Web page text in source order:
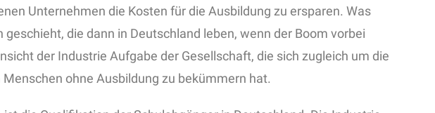
Unternehmen die Kosten für die Ausbildung zu ersparen. Was
die dann in Deutschland leben, wenn der Boom vorbei
der Industrie Aufgabe der Gesellschaft, die sich zugleich um die
ohne Ausbildung zu bekümmern hat.